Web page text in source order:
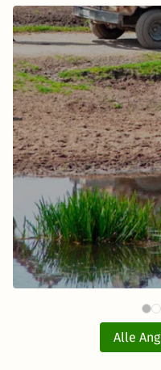
Serengeti-Park
Ticket
Alle